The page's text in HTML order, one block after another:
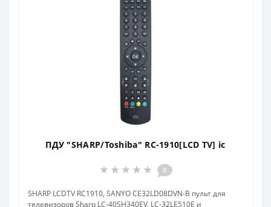
ПДУ "SHARP/Toshiba" RC-1910[LCD TV] ic
0
SHARP LCDTV RC1910, SANYO CE32LD08DVN-B пульт для
телевизоров Sharp LC-40SH340EV, LC-32LE510E и